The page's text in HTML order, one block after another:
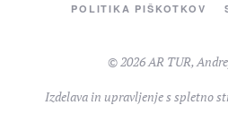
POLITIKA PIŠKOTKOV
© 2026AR TUR,
Izdelava in upravljenje s spletno